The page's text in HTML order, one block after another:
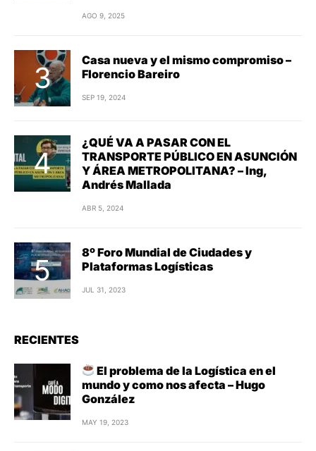
AGO 9, 2025
Casa nueva y el mismo compromiso –
Florencio Bareiro
SEP 19, 2024
¿QUÉ VA A PASAR CON EL
TRANSPORTE PÚBLICO EN ASUNCIÓN
Y ÁREA METROPOLITANA? – Ing,
Andrés Mallada
ABR 5, 2024
8º Foro Mundial de Ciudades y
Plataformas Logísticas
JUL 31, 2023
RECIENTES
El problema de la Logística en el
mundo y como nos afecta – Hugo
González
MAY 19, 2023